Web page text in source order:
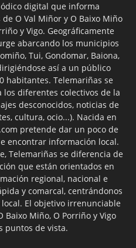
digital que informa
O Val Miñor y O Baixo Miño
y Vigo. Geográficamente
abarcando los municipios
Tui, Gondomar, Baiona,
así a un público
habitantes. Telemariñas se
diferentes colectivos de la
desconocidos, noticias de
cultura, ocio...). Nacida en
pretende dar un poco de
encontrar información local.
Telemariñas se diferencia de
que están orientados en
regional, nacional e
y comarcal, centrándonos
El objetivo irrenunciable
Baixo Miño, O Porriño y Vigo
puntos de vista.